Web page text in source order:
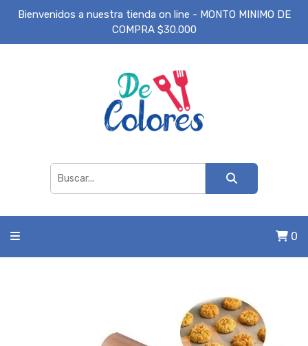
Bienvenidos a nuestra tienda on line - MONTO MINIMO DE
COMPRA $30.000
0